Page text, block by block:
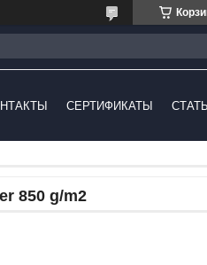
СЕРТИФИКАТЫ
850 g/m2